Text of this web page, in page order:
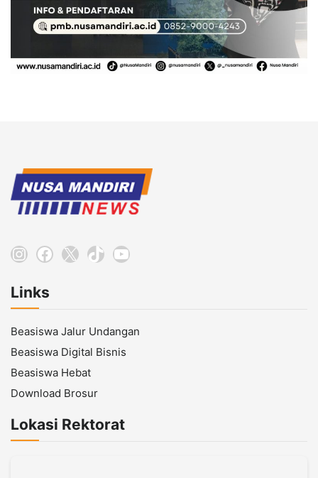
Instagram
Facebook
X TikTokYouTube
Links
Beasiswa Jalur Undangan
Beasiswa Digital Bisnis
Beasiswa Hebat
Download Brosur
Lokasi Rektorat